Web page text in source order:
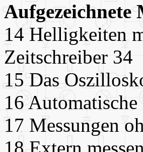
Aufgezeichnete
14 Helligkeiten
Zeitschreiber 34
15 Das
16
17 Messungen